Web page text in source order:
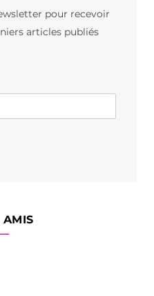
m
pour recevoir
articles publiés
AMIS